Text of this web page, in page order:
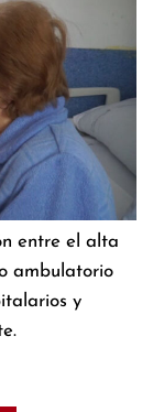
entre el alta
ambulatorio
y